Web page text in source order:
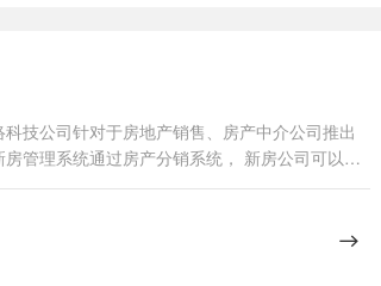
技公司针对于房地产销售、房产中介公司推出
管理系统通过房产分销系统， 新房公司可以快
可以管理自己的新房分销渠道。二手房通过严